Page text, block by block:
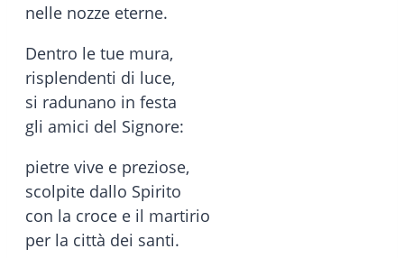
nelle nozze eterne.
Dentro le tue mura,
risplendenti di luce,
si radunano in festa
gli amici del Signore:
pietre vive e preziose,
scolpite dallo Spirito
con la croce e il martirio
per la città dei santi.